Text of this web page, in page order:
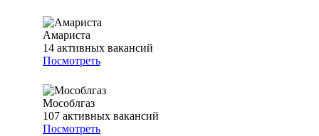
Амариста
14 активных вакансий
Посмотреть
Мособлгаз
107 активных вакансий
Посмотреть